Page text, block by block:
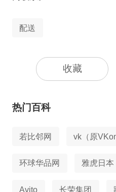
配送
收藏
热门百科
若比邻网 vk（原
环球华品网 雅虎日本
Avito 长荣集团